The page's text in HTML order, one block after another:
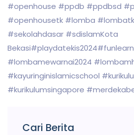
#openhouse #ppdb #ppdbsd
#openhousetk #lomba
#sekolahdasar #sdislamKota
#lombamewarnai2024
#kayuringinislamicschool
#kurikulumsingapore
Cari Berita